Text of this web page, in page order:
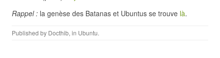
Rappel : la genèse des Batanas et Ubuntus se trouve là.
Published by Docthib, in Ubuntu.